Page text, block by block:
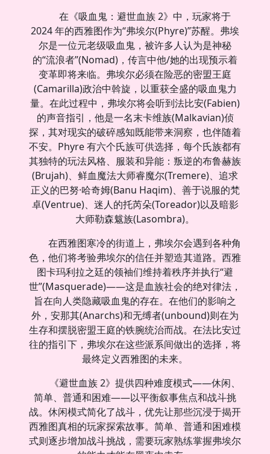
在《吸血鬼：避世血族 2》中，玩家将于
2024 年的西雅图作为“弗埃尔(Phyre)”苏醒。弗埃
尔是一位元老级吸血鬼，被许多人认为是神秘
的“流浪者”(Nomad)，传言中他/她的出现预示着
变革即将来临。弗埃尔必须在险恶的密盟王庭
(Camarilla)政治中斡旋，以重获全盛的吸血鬼力
量。在此过程中，弗埃尔将会听到法比安(Fabien)
的声音指引，他是一名末卡维族(Malkavian)侦
探，其对现实的破碎感知既能带来洞察，也伴随着
不安。Phyre 有六个氏族可供选择，每个氏族都有
其独特的玩法风格、服装和异能：叛逆的布鲁赫族
(Brujah)、鲜血魔法大师睿魔尔(Tremere)、追求
正义的巴努·哈奇姆(Banu Haqim)、善于说服的梵
卓(Ventrue)、迷人的托芮朵(Toreador)以及暗影
大师勒森魃族(Lasombra)。
在西雅图寒冷的街道上，弗埃尔会遇到各种角
色，他们将考验弗埃尔的信任并塑造其道路。西雅
图卡玛利拉之廷的领袖们维持着秩序并执行“避
世”(Masquerade)——这是血族社会的绝对律法，
旨在向人类隐藏吸血鬼的存在。在他们的影响之
外，安那其(Anarchs)和无缚者(unbound)则在为
生存和摆脱密盟王庭的铁腕统治而战。在法比安过
往的指引下，弗埃尔在这些派系间做出的选择，将
最终定义西雅图的未来。
《避世血族 2》提供四种难度模式——休闲、
简单、普通和困难——以平衡叙事焦点和战斗挑
战。休闲模式简化了战斗，优先让那些沉浸于揭开
西雅图真相的玩家探索故事。简单、普通和困难模
式则逐步增加战斗挑战，需要玩家熟练掌握弗埃尔